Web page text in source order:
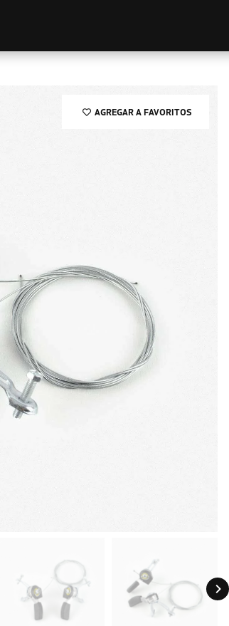
AGREGAR A FAVORITOS